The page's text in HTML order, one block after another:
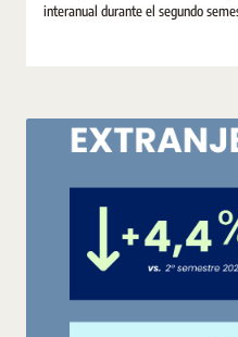
interanual durante el segundo